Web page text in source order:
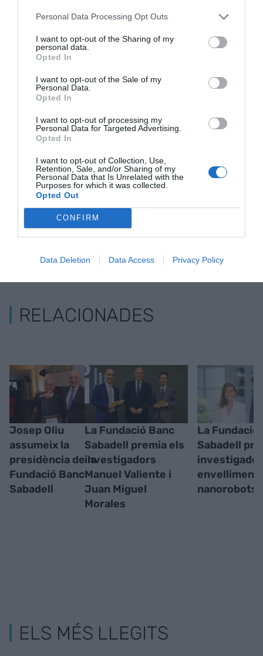
Personal Data Processing Opt Outs
I want to opt-out of the Sharing of my
personal data.
Opted In
I want to opt-out of the Sale of my
Personal Data.
Opted In
I want to opt-out of processing my
Personal Data for Targeted Advertising.
Opted In
I want to opt-out of Collection, Use,
Retention, Sale, and/or Sharing of my
Personal Data that Is Unrelated with the
Purposes for which it was collected.
Opted Out
CONFIRM
Data Deletion Data Access Privacy Policy
reconèixer el millor talent investigador i donar
recerca per al progrés i el benestar de les
persones. "Els Premis Fundació Banc Sabadell
són un reconeixement a escala nacional i
internacional a la tasca dels nostres científics i els
Google de forma gratuïta
Estigues informat amb les últimes notícies d'actualitat
ACTIVAR ARA
RELACIONADES
Josep Oliu
assumeix la
presidència de la
Fundació Banc
Sabadell
La Fundació Banc
Sabadell premia els
investigadors
Manuel Valiente i
Juan Miguel
Morales
La Fundació
Sabadell
envelliment
nanorobots
ELS MÉS LLEGITS